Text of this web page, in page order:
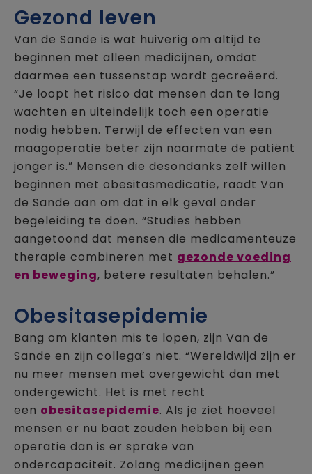
Gezond leven
Van de Sande is wat huiverig om altijd te
beginnen met alleen medicijnen, omdat
daarmee een tussenstap wordt gecreëerd.
“Je loopt het risico dat mensen dan te lang
wachten en uiteindelijk toch een operatie
nodig hebben. Terwijl de effecten van een
maagoperatie beter zijn naarmate de patiënt
jonger is.” Mensen die desondanks zelf willen
beginnen met obesitasmedicatie, raadt Van
de Sande aan om dat in elk geval onder
begeleiding te doen. “Studies hebben
aangetoond dat mensen die medicamenteuze
therapie combineren met gezonde voeding
en beweging, betere resultaten behalen.”
Obesitasepidemie
Bang om klanten mis te lopen, zijn Van de
Sande en zijn collega’s niet. “Wereldwijd zijn er
nu meer mensen met overgewicht dan met
ondergewicht. Het is met recht
een obesitasepidemie. Als je ziet hoeveel
mensen er nu baat zouden hebben bij een
operatie dan is er sprake van
ondercapaciteit. Zolang medicijnen geen